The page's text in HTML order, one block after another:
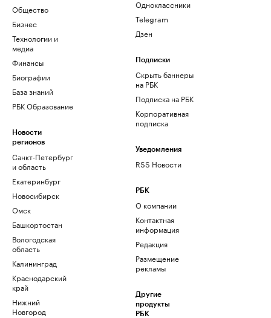
Общество
Бизнес
Технологии и
медиа
Финансы
Биографии
База знаний
РБК Образование
Новости
регионов
Санкт-Петербург
и область
Екатеринбург
Новосибирск
Омск
Башкортостан
Вологодская
область
Калининград
Краснодарский
край
Нижний
Новгород
Одноклассники
Telegram
Дзен
Подписки
Скрыть баннеры
на РБК
Подписка на РБК
Корпоративная
подписка
Уведомления
RSS Новости
РБК
О компании
Контактная
информация
Редакция
Размещение
рекламы
Другие
продукты
РБК